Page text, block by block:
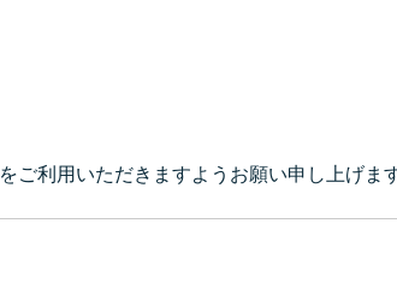
利用いただきますようお願い申し上げます